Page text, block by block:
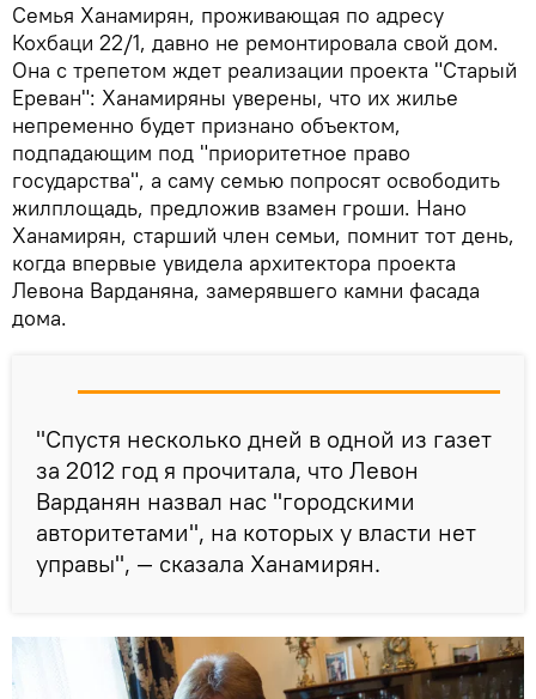
Семья Ханамирян, проживающая по адресу
Кохбаци 22/1, давно не ремонтировала свой дом.
Она с трепетом ждет реализации проекта "Старый
Ереван": Ханамиряны уверены, что их жилье
непременно будет признано объектом,
подпадающим под "приоритетное право
государства", а саму семью попросят освободить
жилплощадь, предложив взамен гроши. Нано
Ханамирян, старший член семьи, помнит тот день,
когда впервые увидела архитектора проекта
Левона Варданяна, замерявшего камни фасада
дома.
"Спустя несколько дней в одной из газет
за 2012 год я прочитала, что Левон
Варданян назвал нас "городскими
авторитетами", на которых у власти нет
управы", — сказала Ханамирян.